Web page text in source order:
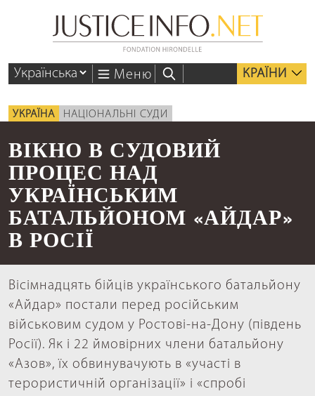
Меню КРАЇНИ
УКРАЇНА НАЦІОНАЛЬНІ СУДИ
ВІКНО В СУДОВИЙ
ПРОЦЕС НАД
УКРАЇНСЬКИМ
БАТАЛЬЙОНОМ «АЙДАР»
В РОСІЇ
Вісімнадцять бійців українського батальйону
«Айдар» постали перед російським
військовим судом у Ростові-на-Дону (південь
Росії). Як і 22 ймовірних члени батальйону
«Азов», їх обвинувачують в «участі в
терористичній організації» і «спробі